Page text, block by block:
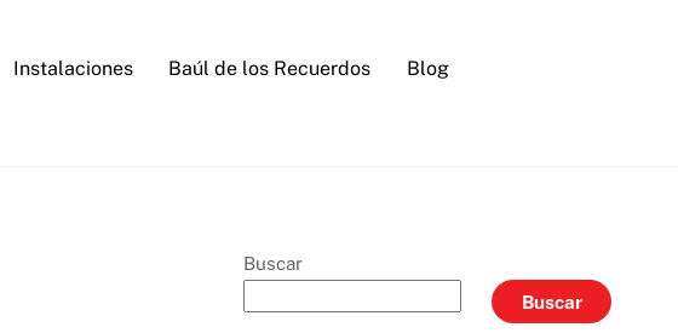
Instalaciones Baúl de los Recuerdos Blog
Buscar
Buscar